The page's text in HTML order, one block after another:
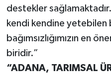
destekler
kendi kendine yetebilen
bağımsızlığımızın en
biridir.”
“ADANA, TARIMSAL